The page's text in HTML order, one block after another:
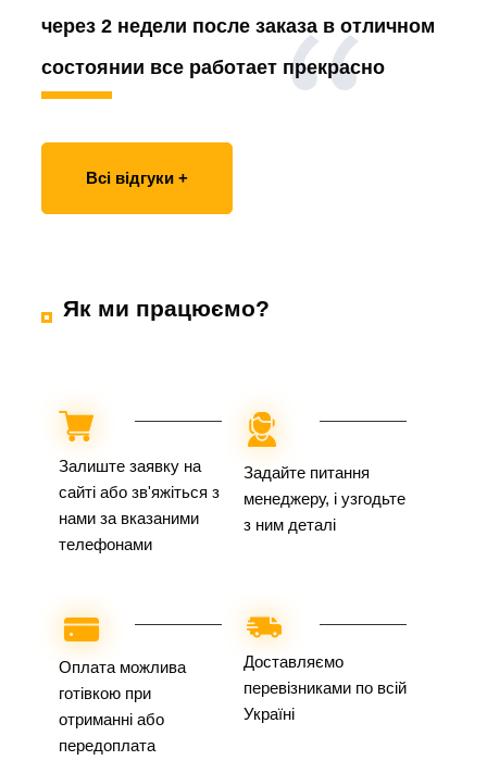
через 2 недели после заказа в отличном
состоянии все работает прекрасно
Всі відгуки +
Як ми працюємо?
Залиште заявку на
сайті або зв'яжіться з
нами за вказаними
телефонами
Задайте питання
менеджеру, і узгодьте
з ним деталі
Оплата можлива
готівкою при
отриманні або
передоплата
Доставляємо
перевізниками по всій
Україні